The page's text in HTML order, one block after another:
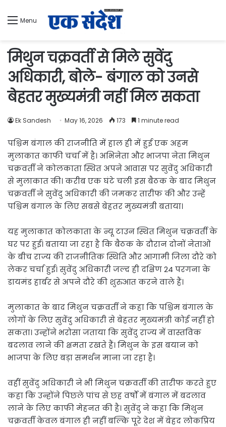
Menu
मिथुन चक्रवर्ती से मिले सुवेंदु
अधिकारी, बोले- बंगाल को उनसे
बेहतर मुख्यमंत्री नहीं मिल सकता
Ek Sandesh May 16, 2026 173 1 minute read
पश्चिम बंगाल की राजनीति में हाल ही में हुई एक अहम
मुलाकात काफी चर्चा में है। अभिनेता और भाजपा नेता मिथुन
चक्रवर्ती ने कोलकाता स्थित अपने आवास पर सुवेंदु अधिकारी
से मुलाकात की। करीब एक घंटे चली इस बैठक के बाद मिथुन
चक्रवर्ती ने सुवेंदु अधिकारी की जमकर तारीफ की और उन्हें
पश्चिम बंगाल के लिए सबसे बेहतर मुख्यमंत्री बताया।
यह मुलाकात कोलकाता के न्यू टाउन स्थित मिथुन चक्रवर्ती के
घर पर हुई। बताया जा रहा है कि बैठक के दौरान दोनों नेताओं
के बीच राज्य की राजनीतिक स्थिति और आगामी जिला दौरे को
लेकर चर्चा हुई। सुवेंदु अधिकारी जल्द ही दक्षिण 24 परगना के
डायमंड हार्बर से अपने दौरे की शुरुआत करने वाले हैं।
मुलाकात के बाद मिथुन चक्रवर्ती ने कहा कि पश्चिम बंगाल के
लोगों के लिए सुवेंदु अधिकारी से बेहतर मुख्यमंत्री कोई नहीं हो
सकता। उन्होंने भरोसा जताया कि सुवेंदु राज्य में वास्तविक
बदलाव लाने की क्षमता रखते हैं। मिथुन के इस बयान को
भाजपा के लिए बड़ा समर्थन माना जा रहा है।
वहीं सुवेंदु अधिकारी ने भी मिथुन चक्रवर्ती की तारीफ करते हुए
कहा कि उन्होंने पिछले पांच से छह वर्षों में बंगाल में बदलाव
लाने के लिए काफी मेहनत की है। सुवेंदु ने कहा कि मिथुन
चक्रवर्ती केवल बंगाल ही नहीं बल्कि पूरे देश में बेहद लोकप्रिय